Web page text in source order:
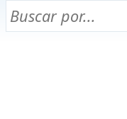
Chuletas para exámenes